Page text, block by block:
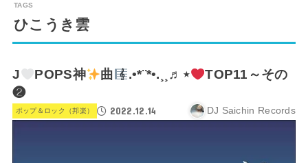
ひこうき雲
J POPS神 曲 .•*¨*•.¸¸♬⋆
TOP11～その
❷
ポップ＆ロック（邦楽） 2022.12.14 DJ Saichin Records